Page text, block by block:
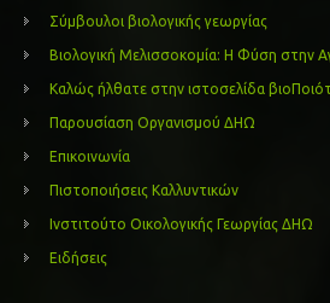
Σύμβουλοι βιολογικής γεωργίας
Βιολογική Μελισσοκομία: Η Φύση στην
Καλώς ήλθατε στην ιστοσελίδα
Παρουσίαση Οργανισμού ΔΗΩ
Επικοινωνία
Πιστοποιήσεις Καλλυντικών
Ινστιτούτο Οικολογικής Γεωργίας ΔΗΩ
Ειδήσεις